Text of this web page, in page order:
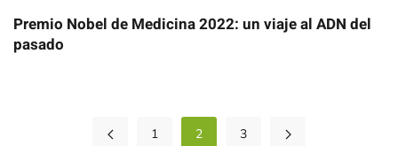
Premio Nobel de Medicina 2022: un viaje al ADN del
pasado
1 2 3